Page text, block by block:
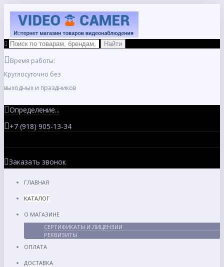
Время работы:
Круглосуточно без
выходных и праздников
Определение...
+7 (918) 905-13-34
Заказать звонок
ГЛАВНАЯ
КАТАЛОГ
О МАГАЗИНЕ
СЕРТИФИКАТЫ И ЛИЦЕНЗИИ
РЕКВИЗИТЫ
ОПЛАТА
ДОСТАВКА